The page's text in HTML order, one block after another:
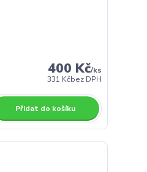
400 Kč/ks
331 Kčbez DPH
Přidat do košíku